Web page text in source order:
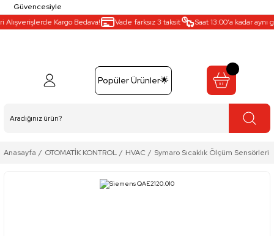
Güvencesiyle
Kargo Bedava!
Vade farksız 3 taksit Saat 13:00’a kadar aynı
Popüler Ürünler🌟
Anasayfa OTOMATİK KONTROL HVAC Symaro Sıcaklık Ölçüm Sensörleri